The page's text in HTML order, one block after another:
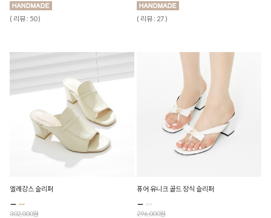
( 리뷰 : 50 ) ( 리뷰 : 27 )
엘레강스 슬리퍼
302,000원
퓨어 유니크 골드 장식 슬리퍼
296,000원